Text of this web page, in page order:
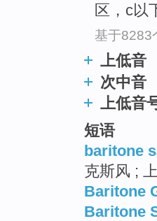
区，c以
基于8283
上低音
次中音
上低音
短语
baritone
克斯风 ;
Baritone
Baritone